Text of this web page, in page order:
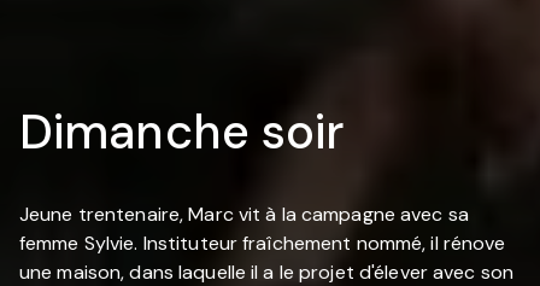
Dimanche soir
Jeune trentenaire, Marc vit à la campagne avec sa
femme Sylvie. Instituteur fraîchement nommé, il rénove
une maison, dans laquelle il a le projet d'élever avec son